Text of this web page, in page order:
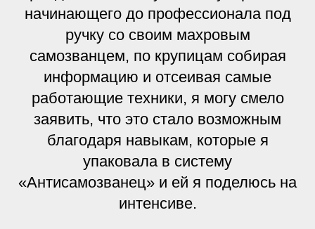
начинающего до профессионала под
ручку со своим махровым
самозванцем, по крупицам собирая
информацию и отсеивая самые
работающие техники, я могу смело
заявить, что это стало возможным
благодаря навыкам, которые я
упаковала в систему
«Антисамозванец» и ей я поделюсь на
интенсиве.